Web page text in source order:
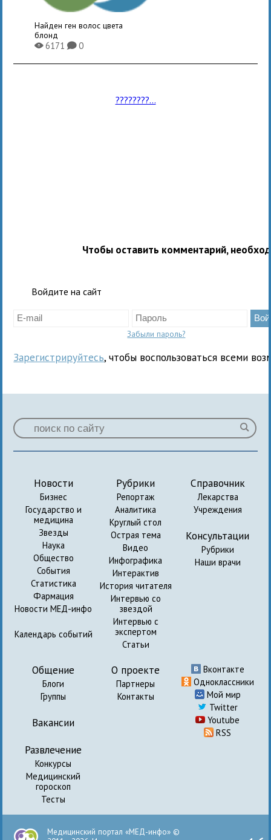
Найден ген волос цвета
блонд
X6171K0
????????...
Чтобы оставить комментарий,
Войдите на сайт
Забыли пароль?
Зарегистрируйтесь, чтобы воспользоваться всеми
Новости
Бизнес
Государство и
медицина
Звезды
Наука
Общество
События
Статистика
Фармация
Новости МЕД-инфо
Календарь событий
Рубрики
Репортаж
Аналитика
Круглый стол
Острая тема
Видео
Инфографика
Интерактив
История читателя
Интервью со
звездой
Интервью с
экспертом
Статьи
Справочник
Лекарства
Учреждения
Консультации
Рубрики
Наши врачи
Общение
Блоги
Группы
Вакансии
Развлечение
Конкурсы
Медицинский
гороскоп
Тесты
О проекте
Партнеры
Контакты
Вконтакте
Одноклассники
Мой мир
Twitter
Youtube
RSS
Медицинский портал «МЕД-инфо» ©